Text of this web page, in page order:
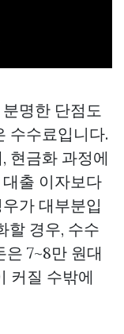
명한 단점도
수수료입니다.
현금화 과정에
출 이자보다
가 대부분입
할 경우, 수수
7~8만 원대
커질 수밖에